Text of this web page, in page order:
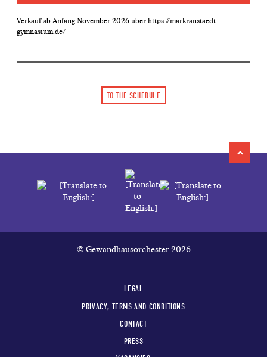
Verkauf ab Anfang November 2026 über https://markranstaedt-
gymnasium.de/
TO THE SCHEDULE
© Gewandhausorchester 2026
LEGAL
PRIVACY, TERMS AND CONDITIONS
CONTACT
PRESS